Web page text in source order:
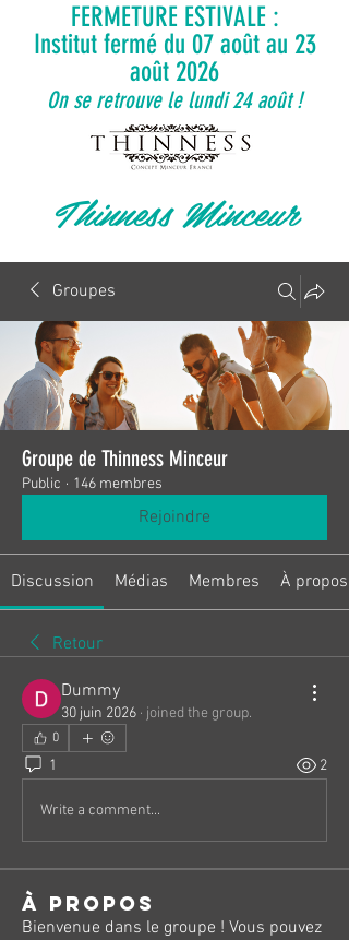
FERMETURE ESTIVALE :
Institut fermé du 07 août au 23
août 2026
On se retrouve le lundi 24 août !
Thinness Minceur
Groupes
Groupe de Thinness Minceur
Public · 146 membres
Rejoindre
Discussion Médias Membres À propos
Retour
Dummy
30 juin 2026 · joined the group.
0
1 2
Write a comment...
À propos
Bienvenue dans le groupe ! Vous pouvez